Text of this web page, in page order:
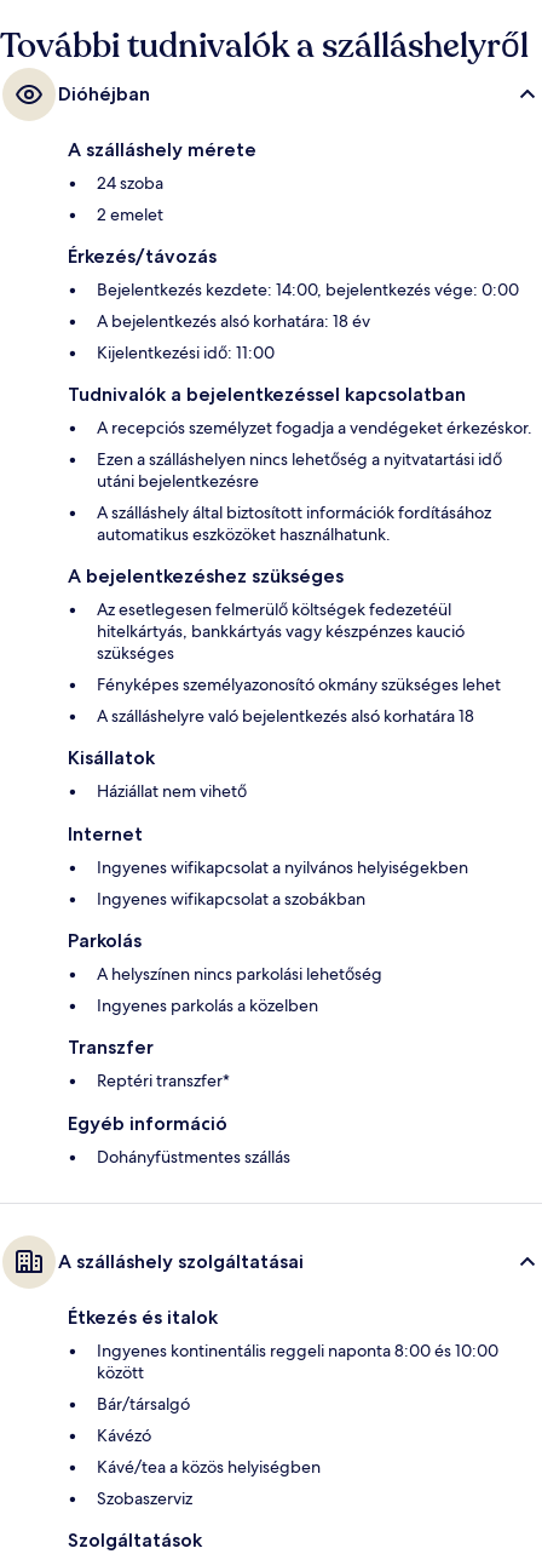
További tudnivalók a szálláshelyről
Dióhéjban
A szálláshely mérete
24 szoba
2 emelet
Érkezés/távozás
Bejelentkezés kezdete: 14:00, bejelentkezés vége: 0:00
A bejelentkezés alsó korhatára: 18 év
Kijelentkezési idő: 11:00
Tudnivalók a bejelentkezéssel kapcsolatban
A recepciós személyzet fogadja a vendégeket érkezéskor.
Ezen a szálláshelyen nincs lehetőség a nyitvatartási idő
utáni bejelentkezésre
A szálláshely által biztosított információk fordításához
automatikus eszközöket használhatunk.
A bejelentkezéshez szükséges
Az esetlegesen felmerülő költségek fedezetéül
hitelkártyás, bankkártyás vagy készpénzes kaució
szükséges
Fényképes személyazonosító okmány szükséges lehet
A szálláshelyre való bejelentkezés alsó korhatára 18
Kisállatok
Háziállat nem vihető
Internet
Ingyenes wifikapcsolat a nyilvános helyiségekben
Ingyenes wifikapcsolat a szobákban
Parkolás
A helyszínen nincs parkolási lehetőség
Ingyenes parkolás a közelben
Transzfer
Reptéri transzfer*
Egyéb információ
Dohányfüstmentes szállás
A szálláshely szolgáltatásai
Étkezés és italok
Ingyenes kontinentális reggeli naponta 8:00 és 10:00
között
Bár/társalgó
Kávézó
Kávé/tea a közös helyiségben
Szobaszerviz
Szolgáltatások